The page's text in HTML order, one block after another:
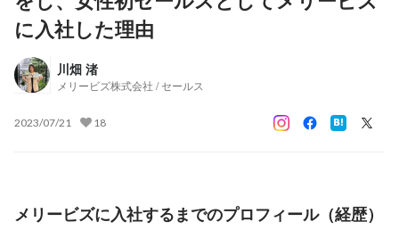
に入社した理由
川畑 渚
メリービズ株式会社 / セールス
2023/07/21 18
メリービズに入社するまでのプロフィール（経歴）